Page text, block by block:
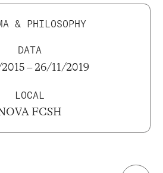
& PHILOSOPHY
DATA
– 26/11/2019
LOCAL
FCSH